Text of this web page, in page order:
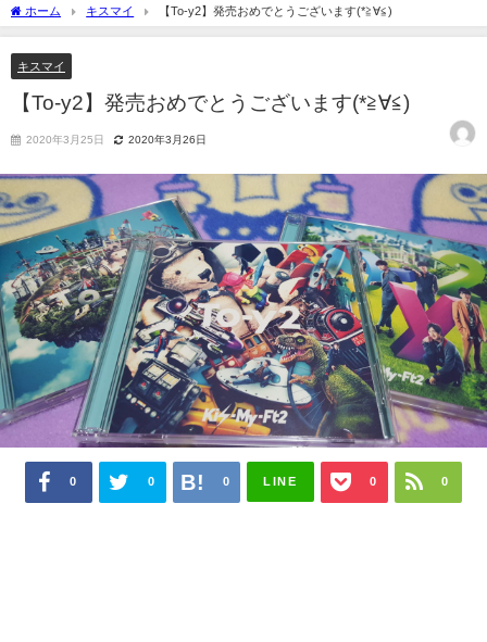
ホーム キスマイ 【To-y2】発売おめでとうございます(*≧∀≦)
キスマイ
【To-y2】発売おめでとうございます(*≧∀≦)
2020年3月25日 2020年3月26日
0 0 0 LINE 0 0